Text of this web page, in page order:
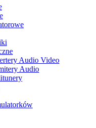
Audio Video
Audio